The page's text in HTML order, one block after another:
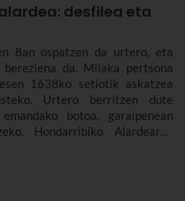
desfilea eta
8an ospatzen da urtero, eta
da. Milaka pertsona
1638ko setiotik askatzea
Urtero berritzen dute
botoa, garaipenean
Hondarribiko Alardearen